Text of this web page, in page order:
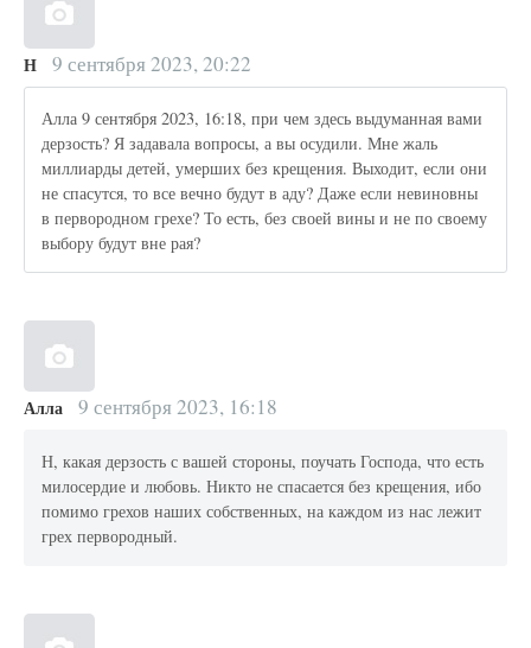
Н 9 сентября 2023, 20:22
Алла 9 сентября 2023, 16:18, при чем здесь выдуманная вами
дерзость? Я задавала вопросы, а вы осудили. Мне жаль
миллиарды детей, умерших без крещения. Выходит, если они
не спасутся, то все вечно будут в аду? Даже если невиновны
в первородном грехе? То есть, без своей вины и не по своему
выбору будут вне рая?
Алла 9 сентября 2023, 16:18
Н, какая дерзость с вашей стороны, поучать Господа, что есть
милосердие и любовь. Никто не спасается без крещения, ибо
помимо грехов наших собственных, на каждом из нас лежит
грех первородный.